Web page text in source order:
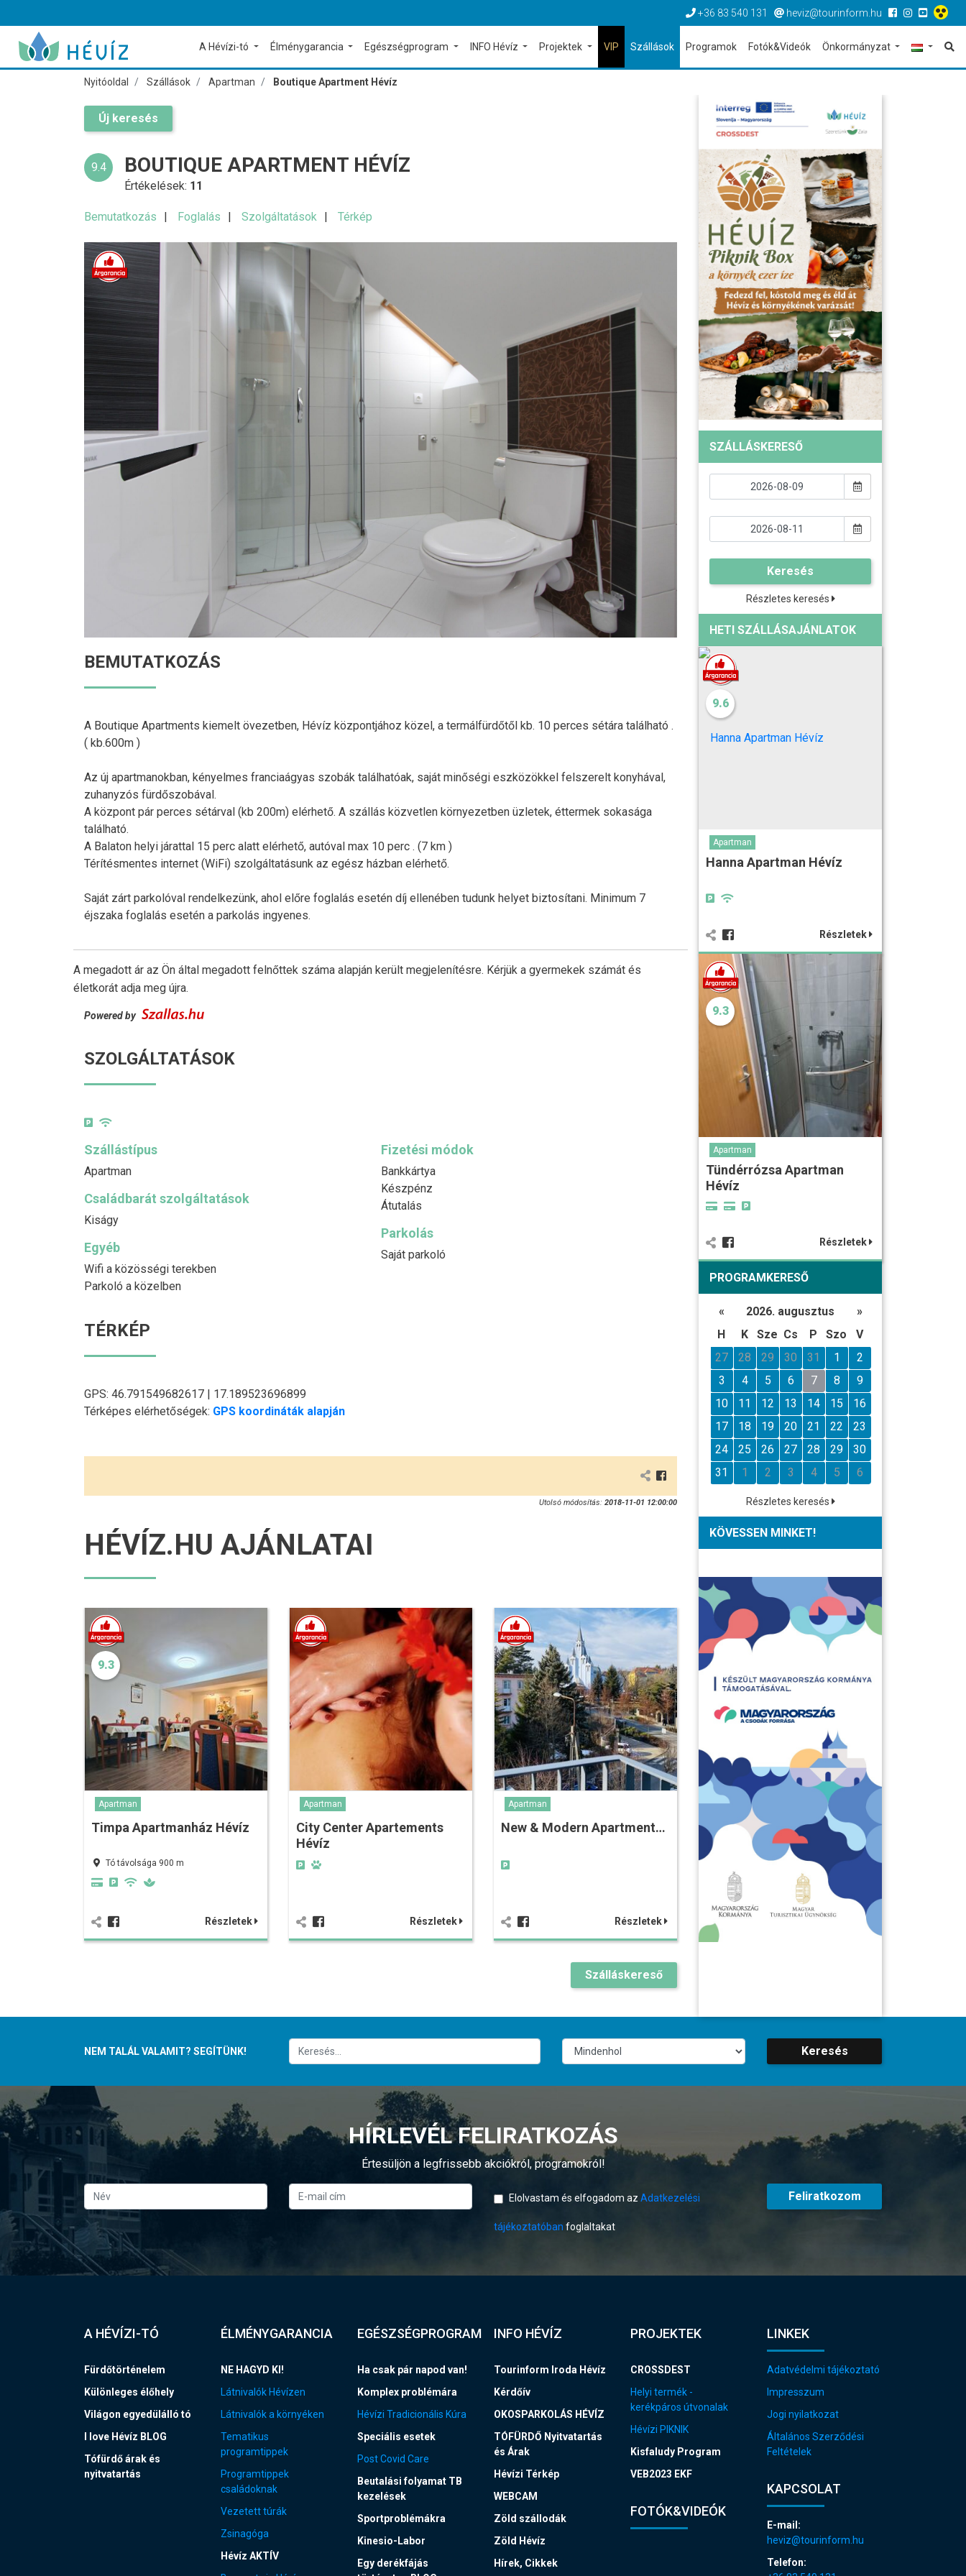
+36 83 540 131 heviz@tourinform.hu
A Hévízi-tó Élménygarancia Egészségprogram INFO Hévíz Projektek VIP Szállások Programok Fotók&Videók Önkormányzat
Nyitóoldal Szállások Apartman Boutique Apartment Hévíz
Új keresés
9.4 BOUTIQUE APARTMENT HÉVÍZ
Értékelések: 11
Bemutatkozás Foglalás Szolgáltatások Térkép
BEMUTATKOZÁS
A Boutique Apartments kiemelt övezetben, Hévíz központjához közel, a termálfürdőtől kb. 10 perces sétára található .
( kb.600m )
Az új apartmanokban, kényelmes franciaágyas szobák találhatóak, saját minőségi eszközökkel felszerelt konyhával,
zuhanyzós fürdőszobával.
A központ pár perces sétárval (kb 200m) elérhető. A szállás közvetlen környezetben üzletek, éttermek sokasága
található.
A Balaton helyi járattal 15 perc alatt elérhető, autóval max 10 perc . (7 km )
Térítésmentes internet (WiFi) szolgáltatásunk az egész házban elérhető.
Saját zárt parkolóval rendelkezünk, ahol előre foglalás esetén díj ellenében tudunk helyet biztosítani. Minimum 7
éjszaka foglalás esetén a parkolás ingyenes.
A megadott ár az Ön által megadott felnőttek száma alapján került megjelenítésre. Kérjük a gyermekek számát és
életkorát adja meg újra.
Powered by
SZOLGÁLTATÁSOK
Szállástípus
Apartman
Fizetési módok
Bankkártya
Készpénz
Átutalás
Családbarát szolgáltatások
Kiságy
Parkolás
Saját parkoló
Egyéb
Wifi a közösségi terekben
Parkoló a közelben
TÉRKÉP
GPS: 46.791549682617 | 17.189523696899
Térképes elérhetőségek: GPS koordináták alapján
Utolsó módosítás: 2018-11-01 12:00:00
HÉVÍZ.HU AJÁNLATAI
9.3
Apartman
Timpa Apartmanház Hévíz
Tó távolsága 900 m
Részletek
Apartman
City Center Apartements
Hévíz
Részletek
Apartman
New & Modern Apartment…
Részletek
Szálláskereső
SZÁLLÁSKERESŐ
Keresés
Részletes keresés
HETI SZÁLLÁSAJÁNLATOK
9.6
Apartman
Hanna Apartman Hévíz
Részletek
9.3
Apartman
Tündérrózsa Apartman
Hévíz
Részletek
PROGRAMKERESŐ
« 2026. augusztus
»
H
K Sze Cs P Szo
V
27
28 29 30 31 1
2
3
4 5 6 7 8
9
10
11 12 13 14 15
16
17
18 19 20 21 22
23
24
25 26 27 28 29
30
31
1 2 3 4 5 6
Részletes keresés
KÖVESSEN MINKET!
NEM TALÁL VALAMIT? SEGÍTÜNK! Keresés
HÍRLEVÉL FELIRATKOZÁS
Értesüljön a legfrissebb akciókról, programokról!
Elolvastam és elfogadom az Adatkezelési
tájékoztatóban foglaltakat
Feliratkozom
A HÉVÍZI-TÓ
Fürdőtörténelem
Különleges élőhely
Világon egyedülálló tó
I love Hévíz BLOG
Tófürdő árak és
nyitvatartás
ÉLMÉNYGARANCIA
NE HAGYD KI!
Látnivalók Hévízen
Látnivalók a környéken
Tematikus
programtippek
Programtippek
családoknak
Vezetett túrák
Zsinagóga
Hévíz AKTÍV
EGÉSZSÉGPROGRAM
Ha csak pár napod van!
Komplex problémára
Hévízi Tradicionális Kúra
Speciális esetek
Post Covid Care
Beutalási folyamat TB
kezelések
Sportproblémákra
Kinesio-Labor
Egy derékfájás
INFO HÉVÍZ
Tourinform Iroda Hévíz
Kérdőív
OKOSPARKOLÁS HÉVÍZ
TÓFÜRDŐ Nyitvatartás
és Árak
Hévízi Térkép
WEBCAM
Zöld szállodák
Zöld Hévíz
Hírek, Cikkek
PROJEKTEK
CROSSDEST
Helyi termék -
kerékpáros útvonalak
Hévízi PIKNIK
Kisfaludy Program
VEB2023 EKF
FOTÓK&VIDEÓK
LINKEK
Adatvédelmi tájékoztató
Impresszum
Jogi nyilatkozat
Általános Szerződési
Feltételek
KAPCSOLAT
E-mail:
heviz@tourinform.hu
Telefon: